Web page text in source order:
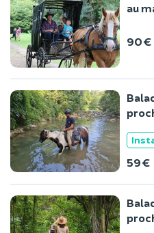
au
90 €
59 €